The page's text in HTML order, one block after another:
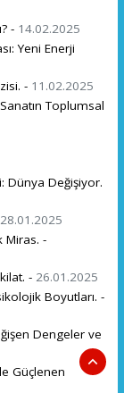
- 14.02.2025
Yeni Enerji
- 11.02.2025
Toplumsal
Dünya Değişiyor.
28.01.2025
Miras. -
- 26.01.2025
Boyutları. -
Dengeler ve
Güçlenen